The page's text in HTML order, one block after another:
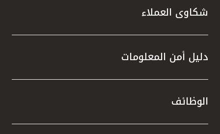
شكاوى العملاء
دليل أمن المعلومات
الوظائف